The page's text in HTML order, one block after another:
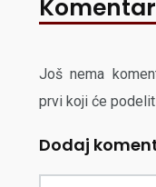
Još nema
prvi koji će
Dodaj